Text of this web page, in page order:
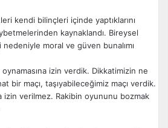
kendi bilinçleri içinde yaptıklarını
kaynaklandı. Bireysel
moral ve güven bunalımı
oynamasına izin verdik. Dikkatimizin ne
bir maçı, taşıyabileceğimiz maçı verdik.
izin verilmez. Rakibin oyununu bozmak